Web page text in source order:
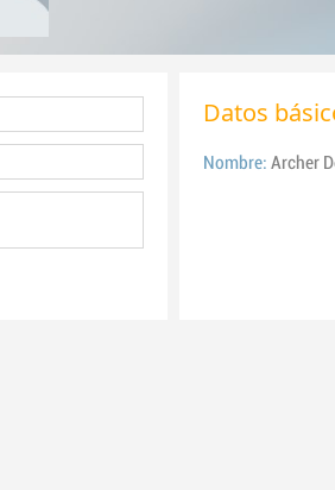
Datos
Nombre: